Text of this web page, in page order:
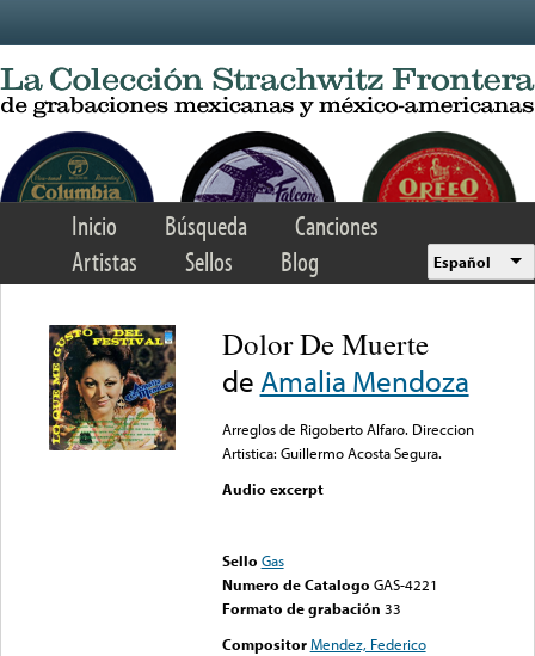
Inicio Búsqueda
Canciones
Artistas
Sellos Blog Español
Dolor De Muerte
de Amalia Mendoza
Arreglos de Rigoberto Alfaro. Direccion
Artistica: Guillermo Acosta Segura.
Audio excerpt
Sello Gas
Numero de Catalogo GAS-4221
Formato de grabación 33
Compositor Mendez, Federico